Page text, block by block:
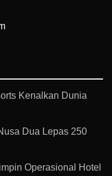
Kenalkan Dunia
Dua Lepas 250
Operasional Hotel